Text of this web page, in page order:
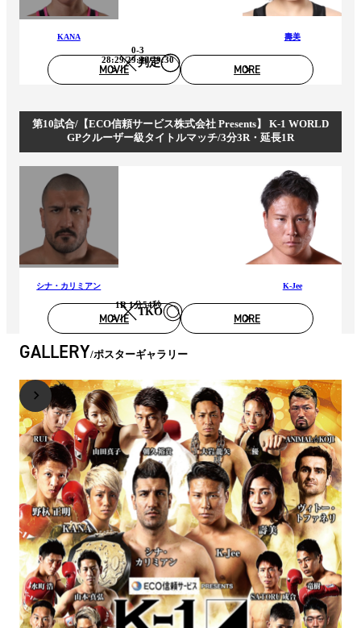
KANA
判定
0-3
28:29/29:30/29:30
壽美
MOVIE MORE
第10試合/【ECO信頼サービス株式会社 Presents】 K-1 WORLD
GPクルーザー級タイトルマッチ/3分3R・延長1R
シナ・カリミアン
TKO
1R 1分54秒
K-Jee
MOVIE MORE
GALLERY ポスターギャラリー